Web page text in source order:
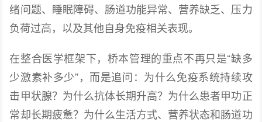
绪问题、睡眠障碍、肠道功能异常、营养缺乏、压力
负荷过高，以及其他自身免疫相关表现。
在整合医学框架下，桥本管理的重点不再只是“缺多
少激素补多少”，而是追问：为什么免疫系统持续攻
击甲状腺？为什么抗体长期升高？为什么患者甲功正
常却长期疲惫？为什么生活方式、营养状态和肠道功